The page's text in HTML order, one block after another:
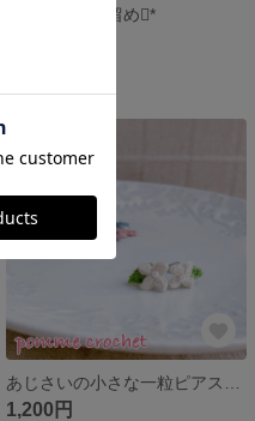
あじさいの帯留め*
1,200円